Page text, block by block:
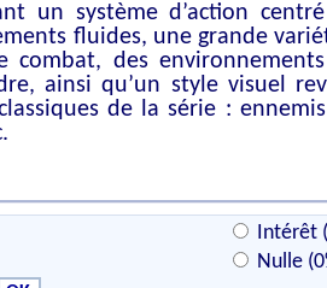
un système d’action
fluides, une grande
combat, des
ainsi qu’un style visuel
de la série :
Intérêt
Nulle